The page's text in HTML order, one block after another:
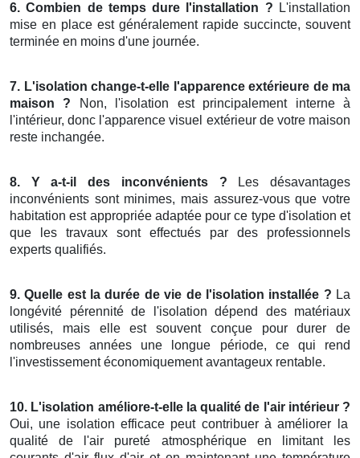
6. Combien de temps dure l'installation ? L'installation
mise en place est généralement rapide succincte, souvent
terminée en moins d'une journée.
7. L'isolation change-t-elle l'apparence extérieure de ma
maison ? Non, l'isolation est principalement interne à
l'intérieur, donc l'apparence visuel extérieur de votre maison
reste inchangée.
8. Y a-t-il des inconvénients ? Les désavantages
inconvénients sont minimes, mais assurez-vous que votre
habitation est appropriée adaptée pour ce type d'isolation et
que les travaux sont effectués par des professionnels
experts qualifiés.
9. Quelle est la durée de vie de l'isolation installée ? La
longévité pérennité de l'isolation dépend des matériaux
utilisés, mais elle est souvent conçue pour durer de
nombreuses années une longue période, ce qui rend
l'investissement économiquement avantageux rentable.
10. L'isolation améliore-t-elle la qualité de l'air intérieur ?
Oui, une isolation efficace peut contribuer à améliorer la
qualité de l'air pureté atmosphérique en limitant les